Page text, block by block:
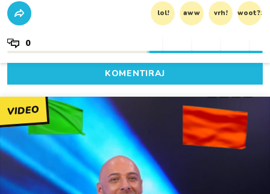
lol! aww vrh! woot?!
0
KOMENTIRAJ
VIDEO